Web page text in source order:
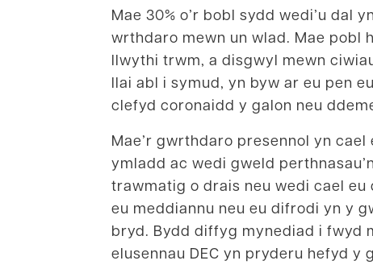
Mae 30% o’r bobl sydd wedi’u dal
wrthdaro mewn un wlad. Mae pobl
llwythi trwm, a disgwyl mewn
llai abl i symud, yn byw ar eu pen
clefyd coronaidd y galon neu
Mae’r gwrthdaro presennol yn
ymladd ac wedi gweld
trawmatig o drais neu wedi cael
eu meddiannu neu eu difrodi yn y
bryd. Bydd diffyg mynediad i fwyd
elusennau DEC yn pryderu hefyd